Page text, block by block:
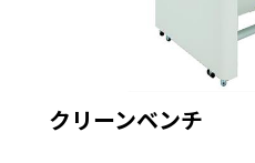
クリーンベンチ